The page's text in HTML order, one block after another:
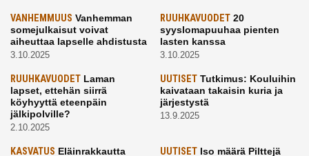
VANHEMMUUS Vanhemman
somejulkaisut voivat
aiheuttaa lapselle ahdistusta
3.10.2025
RUUHKAVUODET20
syyslomapuuhaa pienten
lasten kanssa
3.10.2025
RUUHKAVUODET Laman
lapset, ettehän siirrä
köyhyyttä eteenpäin
jälkipolville?
2.10.2025
UUTISETTutkimus: Kouluihin
kaivataan takaisin kuria ja
järjestystä
13.9.2025
KASVATUS Eläinrakkautta
UUTISETIso määrä Pilttejä